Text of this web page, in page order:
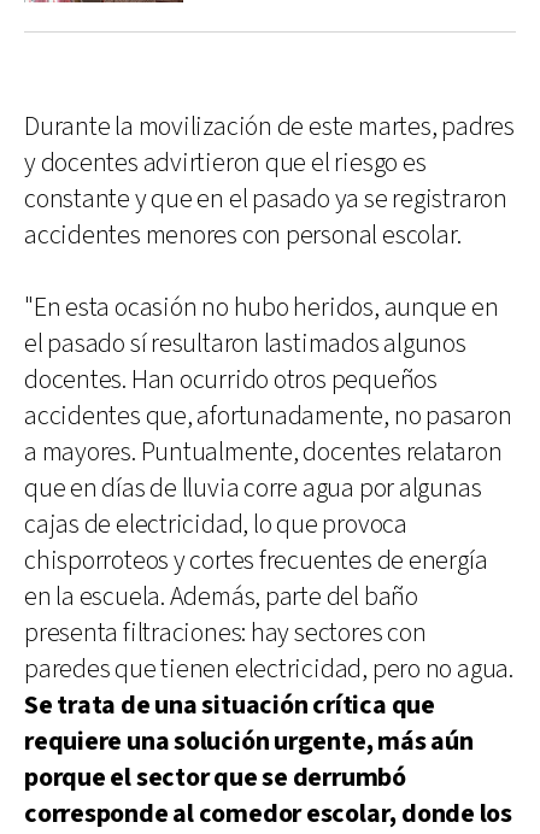
Durante la movilización de este martes, padres
y docentes advirtieron que el riesgo es
constante y que en el pasado ya se registraron
accidentes menores con personal escolar.
"En esta ocasión no hubo heridos, aunque en
el pasado sí resultaron lastimados algunos
docentes. Han ocurrido otros pequeños
accidentes que, afortunadamente, no pasaron
a mayores. Puntualmente, docentes relataron
que en días de lluvia corre agua por algunas
cajas de electricidad, lo que provoca
chisporroteos y cortes frecuentes de energía
en la escuela. Además, parte del baño
presenta filtraciones: hay sectores con
paredes que tienen electricidad, pero no agua.
Se trata de una situación crítica que
requiere una solución urgente, más aún
porque el sector que se derrumbó
corresponde al comedor escolar, donde los